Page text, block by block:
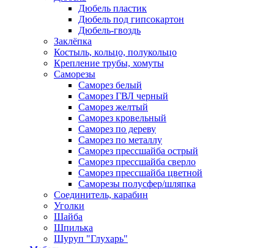
Дюбель пластик
Дюбель под гипсокартон
Дюбель-гвоздь
Заклёпка
Костыль, кольцо, полукольцо
Крепление трубы, хомуты
Саморезы
Саморез белый
Саморез ГВЛ черный
Саморез желтый
Саморез кровельный
Саморез по дереву
Саморез по металлу
Саморез прессшайба острый
Саморез прессшайба сверло
Саморез прессшайба цветной
Саморезы полусфер/шляпка
Соединитель, карабин
Уголки
Шайба
Шпилька
Шуруп "Глухарь"